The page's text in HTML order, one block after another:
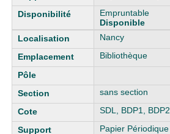
Empruntable
Disponible
Nancy
Bibliothèque
sans section
SDL, BDP1, BDP2
Papier Périodique